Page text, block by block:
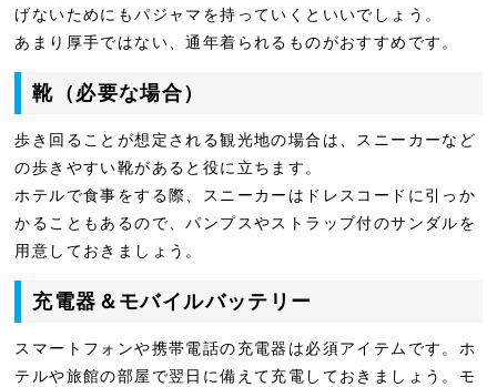
げないためにもパジャマを持っていくといいでしょう。
あまり厚手ではない、通年着られるものがおすすめです。
靴（必要な場合）
歩き回ることが想定される観光地の場合は、スニーカーなど
の歩きやすい靴があると役に立ちます。
ホテルで食事をする際、スニーカーはドレスコードに引っか
かることもあるので、パンプスやストラップ付のサンダルを
用意しておきましょう。
充電器＆モバイルバッテリー
スマートフォンや携帯電話の充電器は必須アイテムです。ホ
テルや旅館の部屋で翌日に備えて充電しておきましょう。モ